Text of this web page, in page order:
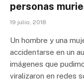
personas
19 julio, 2018
Un hombre y una
accidentarse en un
imágenes que
viralizaron en redes